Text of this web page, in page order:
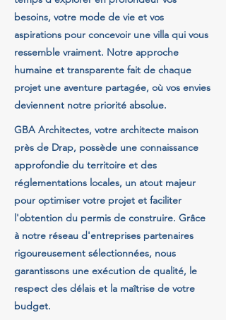
besoins, votre mode de vie et vos
aspirations pour concevoir une villa qui vous
ressemble vraiment. Notre approche
humaine et transparente fait de chaque
projet une aventure partagée, où vos envies
deviennent notre priorité absolue.
GBA Architectes, votre architecte maison
près de Drap, possède une connaissance
approfondie du territoire et des
réglementations locales, un atout majeur
pour optimiser votre projet et faciliter
l'obtention du permis de construire. Grâce
à notre réseau d'entreprises partenaires
rigoureusement sélectionnées, nous
garantissons une exécution de qualité, le
respect des délais et la maîtrise de votre
budget.